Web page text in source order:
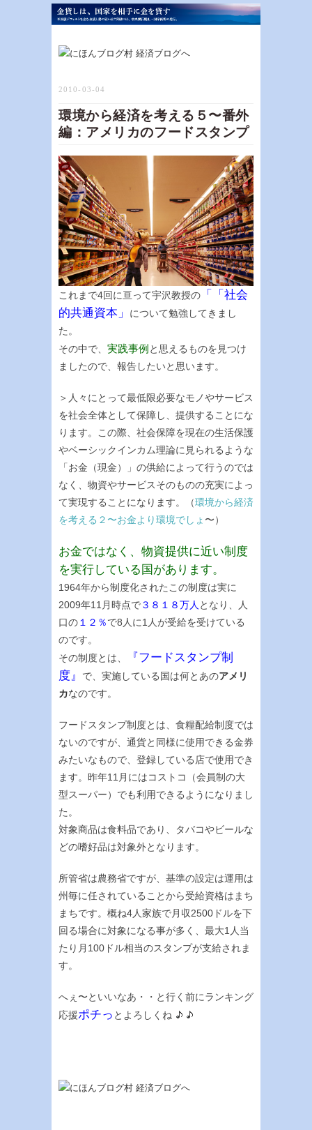
2010-03-04
環境から経済を考える５〜番外
編：アメリカのフードスタンプ
これまで4回に亘って宇沢教授の 「「社会
的共通資本」
について勉強してきまし
た。
その中で、 実践事例と思えるものを見つけ
ましたので、報告したいと思います。
＞人々にとって最低限必要なモノやサービス
を社会全体として保障し、提供することにな
ります。この際、社会保障を現在の生活保護
やベーシックインカム理論に見られるような
「お金（現金）」の供給によって行うのでは
なく、物資やサービスそのものの充実によっ
て実現することになります。（環境から経済
を考える２〜お金より環境でしょ 〜）
お金ではなく、物資提供に近い制度
を実行している国があります。
1964年から制度化されたこの制度は実に
2009年11月時点で３８１８万人 となり、人
口の１２％で8人に1人が受給を受けている
のです。
その制度とは、
『フードスタンプ制
度』
で、実施している国は何とあのアメリ
カなのです。
フードスタンプ制度とは、食糧配給制度では
ないのですが、通貨と同様に使用できる金券
みたいなもので、登録している店で使用でき
ます。昨年11月にはコストコ（会員制の大
型スーパー）でも利用できるようになりまし
た。
対象商品は食料品であり、タバコやビールな
どの嗜好品は対象外となります。
所管省は農務省ですが、基準の設定は運用は
州毎に任されていることから受給資格はまち
まちです。概ね4人家族で月収2500ドルを下
回る場合に対象になる事が多く、最大1人当
たり月100ドル相当のスタンプが支給されま
す。
へぇ〜といいなあ・・と行く前にランキング
応援ポチっ とよろしくね